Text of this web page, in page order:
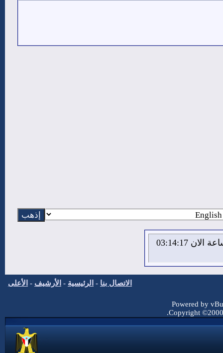
الاحد 9 من اغسطس 2026 , الساعة الان 03:14:17
الاتصال بنا - الرئيسية - الأرشيف - الأعلى
Powered by
Copyright